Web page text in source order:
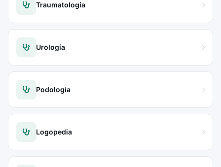
Traumatología
Urología
Podología
Logopedia